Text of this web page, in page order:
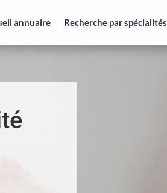
annuaire Recherche par spécialités